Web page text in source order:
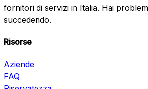
fornitori di servizi in Italia. Hai
succedendo.
Risorse
Aziende
FAQ